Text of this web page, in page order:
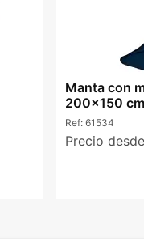
Manta con
200x150
Ref: 61534
Precio desde